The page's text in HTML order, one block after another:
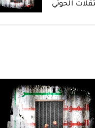
الحوثي